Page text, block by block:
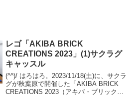
レゴ「AKIBA BRICK
CREATIONS 2023」(1)サクラグ
キャッスル
(^^)/ はろはろ。2023/11/18(土)に、サクラ
グが秋葉原で開催した「AKIBA BRICK
CREATIONS 2023（アキバ・ブリック・